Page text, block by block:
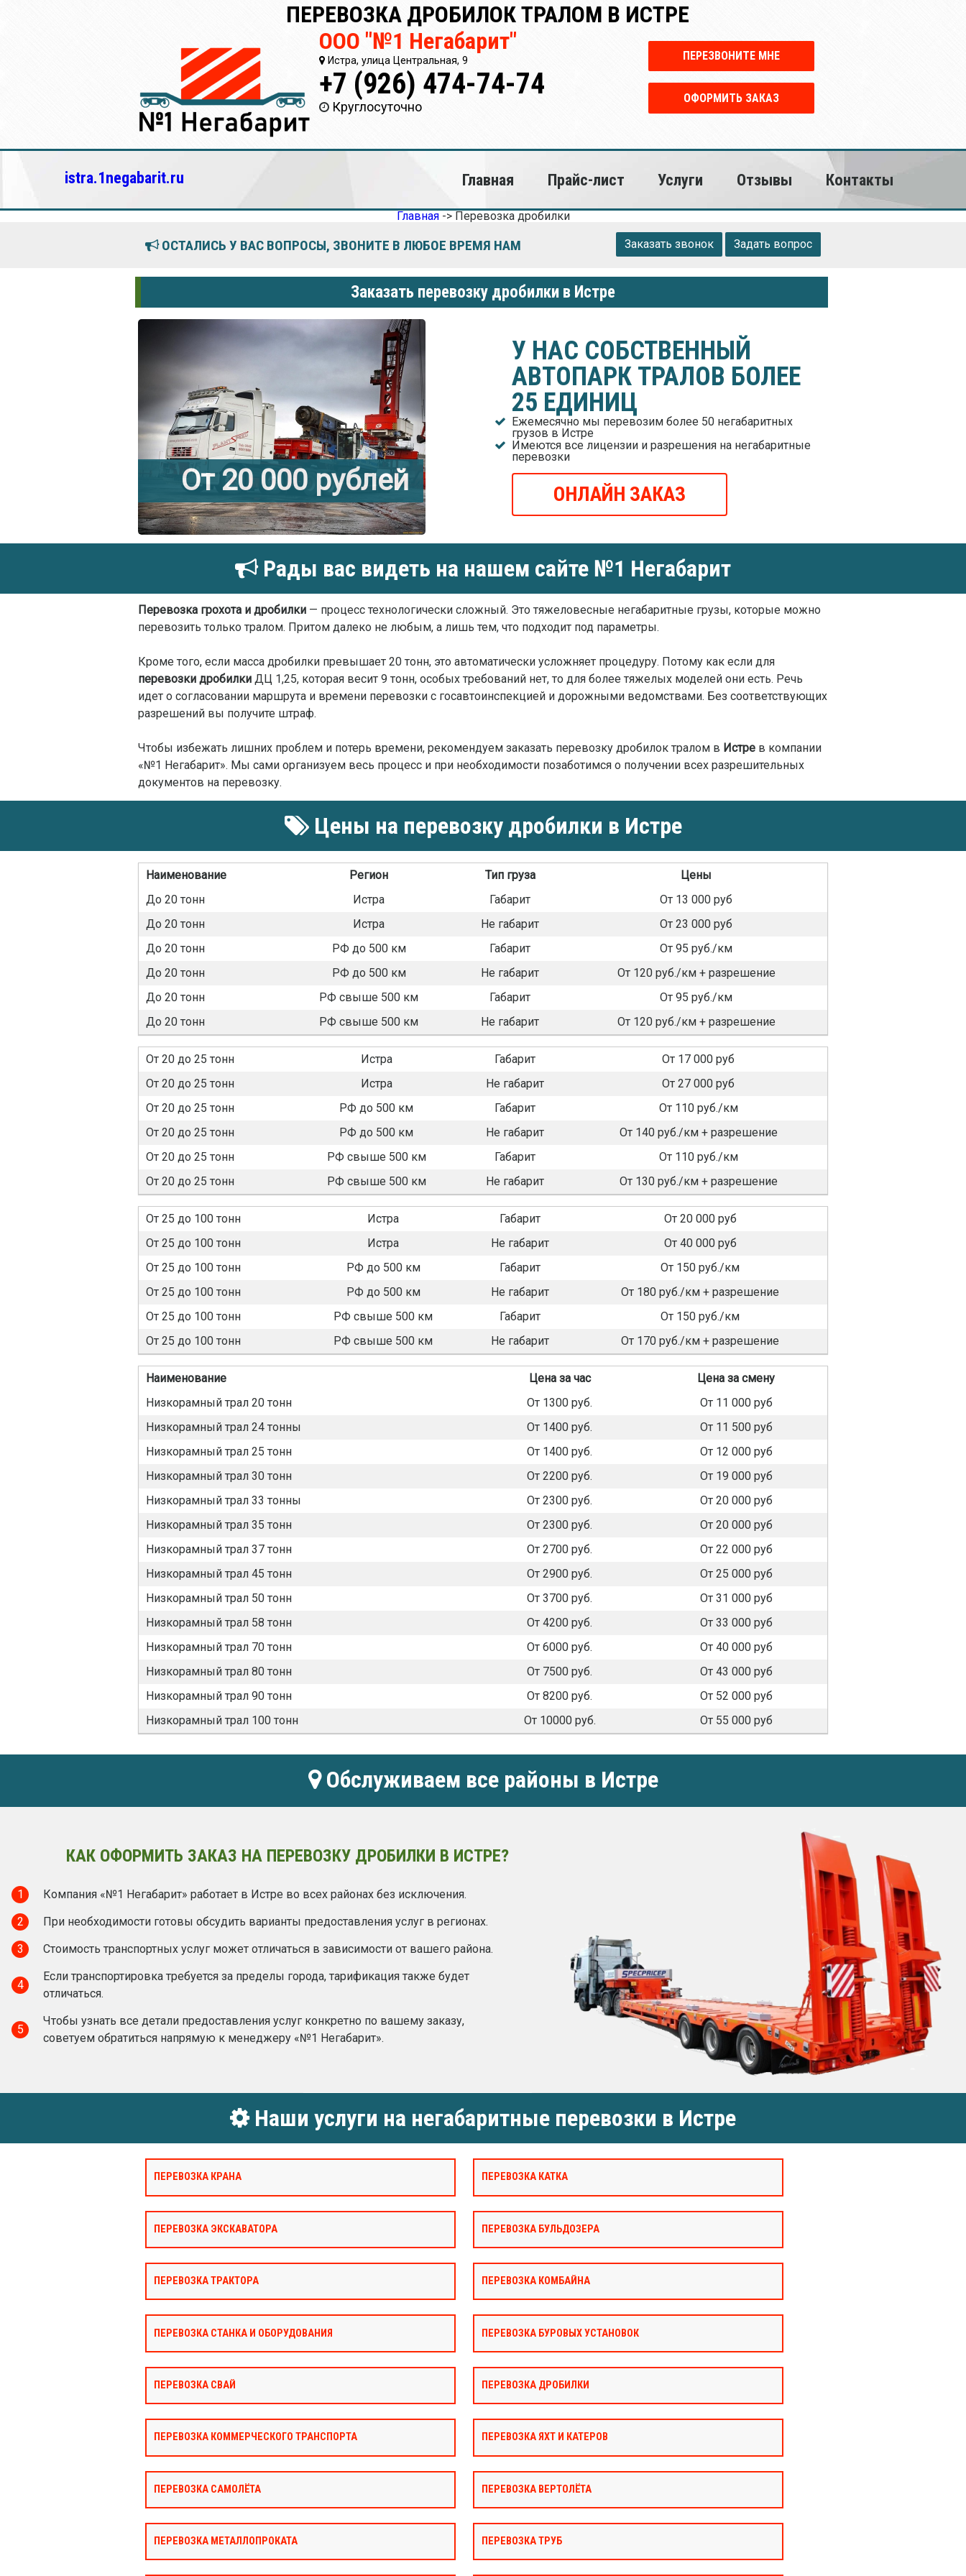
ПЕРЕВОЗКА ДРОБИЛОК ТРАЛОМ В ИСТРЕ
ООО "№1 Негабарит"
Истра, улица Центральная, 9
+7 (926) 474-74-74
Круглосуточно
ПЕРЕЗВОНИТЕ МНЕ
ОФОРМИТЬ ЗАКАЗ
istra.1negabarit.ru Главная Прайс-лист Услуги Отзывы Контакты
Главная-> Перевозка дробилки
ОСТАЛИСЬ У ВАС ВОПРОСЫ, ЗВОНИТЕ В ЛЮБОЕ ВРЕМЯ НАМ Заказать звонок Задать вопрос
Заказать перевозку дробилки в Истре
От 20 000 рублей
У НАС СОБСТВЕННЫЙ
АВТОПАРК ТРАЛОВ БОЛЕЕ
25 ЕДИНИЦ
Ежемесячно мы перевозим более 50 негабаритных
грузов в Истре
Имеются все лицензии и разрешения на негабаритные
перевозки
ОНЛАЙН ЗАКАЗ
Рады вас видеть на нашем сайте №1 Негабарит
Перевозка грохота и дробилки — процесс технологически сложный. Это тяжеловесные негабаритные грузы, которые можно
перевозить только тралом. Притом далеко не любым, а лишь тем, что подходит под параметры.
Кроме того, если масса дробилки превышает 20 тонн, это автоматически усложняет процедуру. Потому как если для
перевозки дробилки ДЦ 1,25, которая весит 9 тонн, особых требований нет, то для более тяжелых моделей они есть. Речь
идет о согласовании маршрута и времени перевозки с госавтоинспекцией и дорожными ведомствами. Без соответствующих
разрешений вы получите штраф.
Чтобы избежать лишних проблем и потерь времени, рекомендуем заказать перевозку дробилок тралом в Истре в компании
«№1 Негабарит». Мы сами организуем весь процесс и при необходимости позаботимся о получении всех разрешительных
документов на перевозку.
Цены на перевозку дробилки в Истре
Наименование Регион Тип груза
Цены
До 20 тонн
Истра Габарит
От 13 000 руб
До 20 тонн
Истра Не габарит
От 23 000 руб
До 20 тонн
РФ до 500 км Габарит
От 95 руб./км
До 20 тонн
РФ до 500 км Не габарит
От 120 руб./км + разрешение
До 20 тонн
РФ свыше 500 км Габарит
От 95 руб./км
До 20 тонн
РФ свыше 500 км Не габарит От 120 руб./км + разрешение
От 20 до 25 тонн Истра Габарит
От 17 000 руб
От 20 до 25 тонн
Истра Не габарит
От 27 000 руб
От 20 до 25 тонн
РФ до 500 км Габарит
От 110 руб./км
От 20 до 25 тонн
РФ до 500 км Не габарит
От 140 руб./км + разрешение
От 20 до 25 тонн
РФ свыше 500 км Габарит
От 110 руб./км
От 20 до 25 тонн
РФ свыше 500 км Не габарит От 130 руб./км + разрешение
От 25 до 100 тонн Истра Габарит
От 20 000 руб
От 25 до 100 тонн
Истра Не габарит
От 40 000 руб
От 25 до 100 тонн
РФ до 500 км Габарит
От 150 руб./км
От 25 до 100 тонн
РФ до 500 км Не габарит
От 180 руб./км + разрешение
От 25 до 100 тонн
РФ свыше 500 км Габарит
От 150 руб./км
От 25 до 100 тонн
РФ свыше 500 км Не габарит От 170 руб./км + разрешение
Наименование Цена за час
Цена за смену
Низкорамный трал 20 тонн
От 1300 руб.
От 11 000 руб
Низкорамный трал 24 тонны
От 1400 руб.
От 11 500 руб
Низкорамный трал 25 тонн
От 1400 руб.
От 12 000 руб
Низкорамный трал 30 тонн
От 2200 руб.
От 19 000 руб
Низкорамный трал 33 тонны
От 2300 руб.
От 20 000 руб
Низкорамный трал 35 тонн
От 2300 руб.
От 20 000 руб
Низкорамный трал 37 тонн
От 2700 руб.
От 22 000 руб
Низкорамный трал 45 тонн
От 2900 руб.
От 25 000 руб
Низкорамный трал 50 тонн
От 3700 руб.
От 31 000 руб
Низкорамный трал 58 тонн
От 4200 руб.
От 33 000 руб
Низкорамный трал 70 тонн
От 6000 руб.
От 40 000 руб
Низкорамный трал 80 тонн
От 7500 руб.
От 43 000 руб
Низкорамный трал 90 тонн
От 8200 руб.
От 52 000 руб
Низкорамный трал 100 тонн
От 10000 руб. От 55 000 руб
Обслуживаем все районы в Истре
КАК ОФОРМИТЬ ЗАКАЗ НА ПЕРЕВОЗКУ ДРОБИЛКИ В ИСТРЕ?
1
Компания «№1 Негабарит» работает в Истре во всех районах без исключения.
2
При необходимости готовы обсудить варианты предоставления услуг в регионах.
3
Стоимость транспортных услуг может отличаться в зависимости от вашего района.
4
Если транспортировка требуется за пределы города, тарификация также будет
отличаться.
5
Чтобы узнать все детали предоставления услуг конкретно по вашему заказу,
советуем обратиться напрямую к менеджеру «№1 Негабарит».
Наши услуги на негабаритные перевозки в Истре
ПЕРЕВОЗКА КРАНА ПЕРЕВОЗКА КАТКА
ПЕРЕВОЗКА ЭКСКАВАТОРА ПЕРЕВОЗКА БУЛЬДОЗЕРА
ПЕРЕВОЗКА ТРАКТОРА ПЕРЕВОЗКА КОМБАЙНА
ПЕРЕВОЗКА СТАНКА И ОБОРУДОВАНИЯ ПЕРЕВОЗКА БУРОВЫХ УСТАНОВОК
ПЕРЕВОЗКА СВАЙ ПЕРЕВОЗКА ДРОБИЛКИ
ПЕРЕВОЗКА КОММЕРЧЕСКОГО ТРАНСПОРТА ПЕРЕВОЗКА ЯХТ И КАТЕРОВ
ПЕРЕВОЗКА САМОЛЁТА ПЕРЕВОЗКА ВЕРТОЛЁТА
ПЕРЕВОЗКА МЕТАЛЛОПРОКАТА ПЕРЕВОЗКА ТРУБ